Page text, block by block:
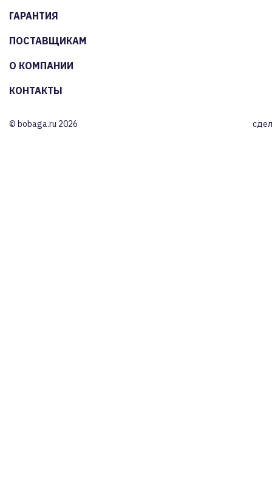
ГАРАНТИЯ
ПОСТАВЩИКАМ
О КОМПАНИИ
КОНТАКТЫ
© bobaga.ru 2026